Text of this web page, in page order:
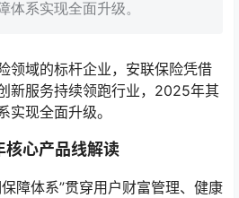
体系实现全面升级。
领域的标杆企业，安联保险凭借
新服务持续领跑行业，2025年其
实现全面升级。
心产品线解读
障体系”贯穿用户财富管理、健康